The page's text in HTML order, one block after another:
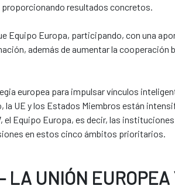
resultados concretos.
Equipo Europa, participando, con una
además de aumentar la
europea para impulsar vínculos
la UE y los Estados Miembros están
el Equipo Europa, es decir, las
en estos cinco ámbitos prioritarios.
LA UNIÓN EUROPEA